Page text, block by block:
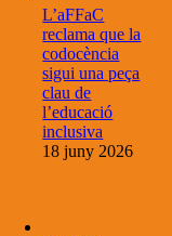
L’aFFaC
reclama que la
codocència
sigui una peça
clau de
l’educació
inclusiva
18 juny 2026